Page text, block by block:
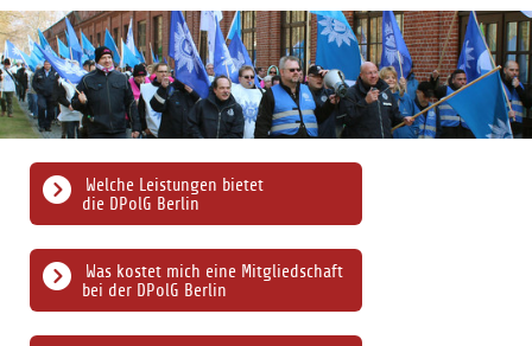
Was kostet mich eine Mitgliedschaft
bei der DPolG Berlin
Welche Leistungen bietet
die DPolG Berlin